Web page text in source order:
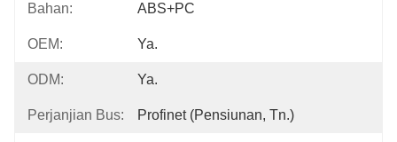
Bahan: ABS+PC
OEM: Ya.
ODM: Ya.
Perjanjian Bus: Profinet (Pensiunan, Tn.)